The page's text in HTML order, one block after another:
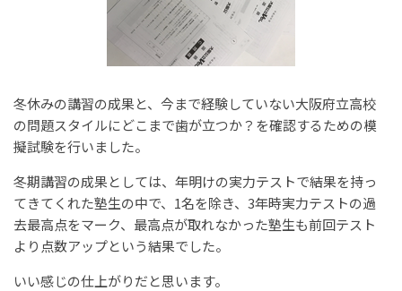
冬休みの講習の成果と、今まで経験していない大阪府立高校
の問題スタイルにどこまで歯が立つか？を確認するための模
擬試験を行いました。
冬期講習の成果としては、年明けの実力テストで結果を持っ
てきてくれた塾生の中で、1名を除き、3年時実力テストの過
去最高点をマーク、最高点が取れなかった塾生も前回テスト
より点数アップという結果でした。
いい感じの仕上がりだと思います。